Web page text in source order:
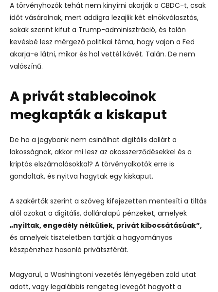
A törvényhozók tehát nem kinyírni akarják a CBDC-t, csak
időt vásárolnak, mert addigra lezajlik két elnökválasztás,
sokak szerint kifut a Trump-adminisztráció, és talán
kevésbé lesz mérgező politikai téma, hogy vajon a Fed
akarja-e látni, mikor és hol vettél kávét. Talán. De nem
valószínű.
A privát stablecoinok
megkapták a kiskaput
De ha a jegybank nem csinálhat digitális dollárt a
lakosságnak, akkor mi lesz az okosszerződésekkel és a
kriptós elszámolásokkal? A törvényalkotók erre is
gondoltak, és nyitva hagytak egy kiskaput.
A szakértők szerint a szöveg kifejezetten mentesíti a tiltás
alól azokat a digitális, dolláralapú pénzeket, amelyek
„nyíltak, engedély nélküliek, privát kibocsátásúak”,
és amelyek tiszteletben tartják a hagyományos
készpénzhez hasonló privátszférát.
Magyarul, a Washingtoni vezetés lényegében zöld utat
adott, vagy legalábbis rengeteg levegőt hagyott a